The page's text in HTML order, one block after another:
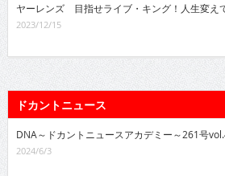
ヤーレンズ 目指せライブ・キング！人生変え
2023/12/15
ドカントニュース
DNA～ドカントニュースアカデミー～261号
2024/6/3